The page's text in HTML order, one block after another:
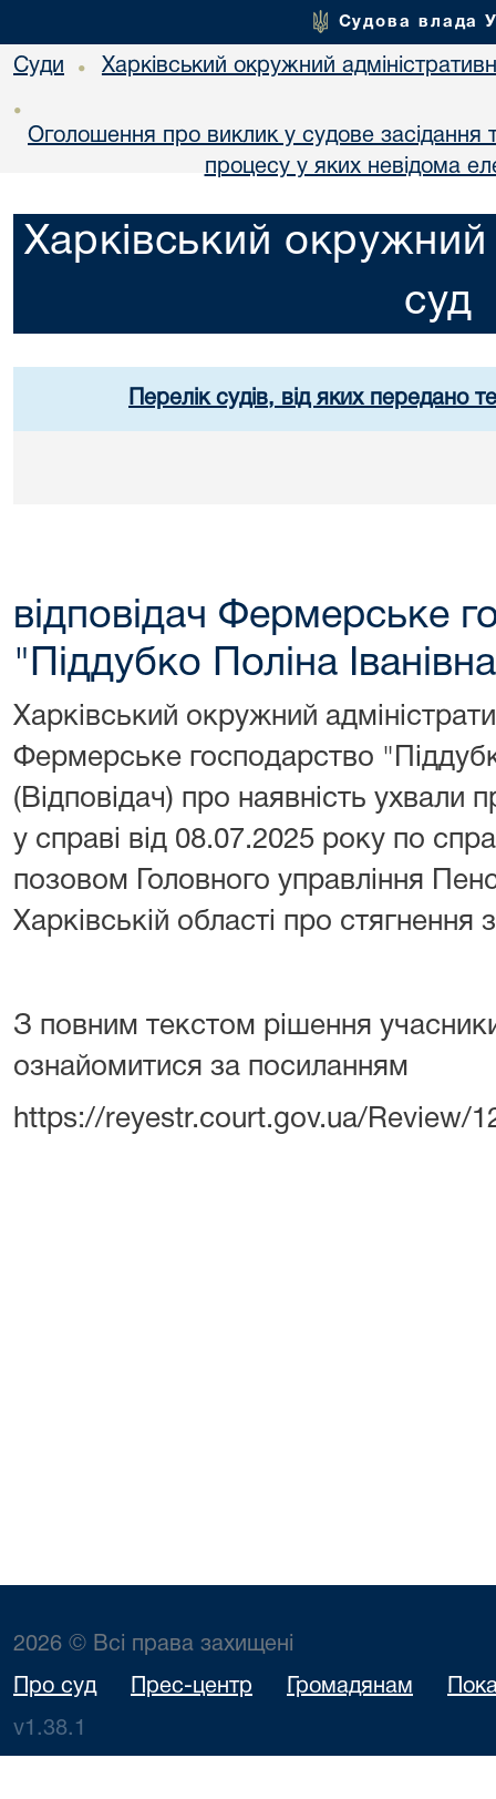
Судова влада
Суди • Харківський окружний
•
Оголошення про виклик у судове засідання
процесу у яких невідома
Харківський окружний
суд
Перелік судів, від яких передано
відповідач Фермерське
"Піддубко Поліна
Харківський окружний
Фермерське господарство
(Відповідач) про наявність ухвали
у справі від 08.07.2025 року по
позовом Головного управління
Харківській області про стягнення
З повним текстом рішення
ознайомитися за посиланням
https://reyestr.court.gov.ua/Review/
2026 © Всі права захищені
Про суд Прес-центр Громадянам
v1.38.1